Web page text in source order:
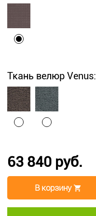
Ткань велюр Venus:
63 840 руб.
В корзину